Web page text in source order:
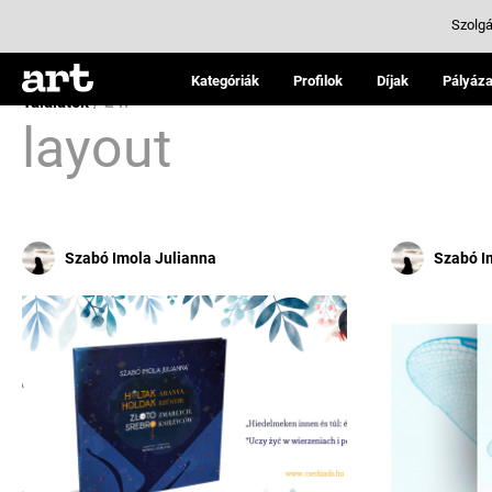
Kategóriák Profilok Díjak
Találatok/ 24:
layout
Szabó Imola Julianna Szabó